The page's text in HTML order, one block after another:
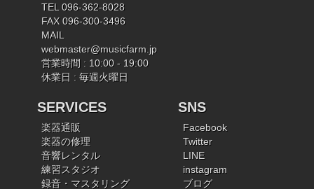
TEL 096-362-8028
FAX 096-300-3496
MAIL
webmaster@musicfarm.jp
営業時間 : 10:00 - 19:00
休業日 : 毎週火曜日
SERVICES
楽器通販
楽器の修理
音響レンタル
練習スタジオ
録音・マスタリング
SNS
Facebook
Twitter
LINE
instagram
ブログ